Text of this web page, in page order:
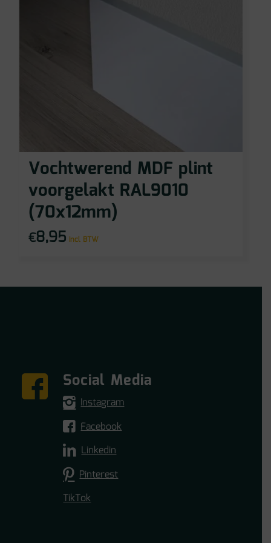
Vochtwerend MDF plint
voorgelakt RAL9010
(70x12mm)
€8,95 incl BTW
Social Media
Instagram
Facebook
Linkedin
Pinterest
TikTok